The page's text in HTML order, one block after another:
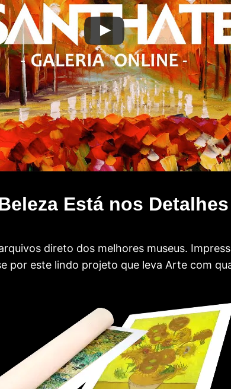
Está nos Detalhes
direto dos melhores museus.
por este lindo projeto que leva Arte com